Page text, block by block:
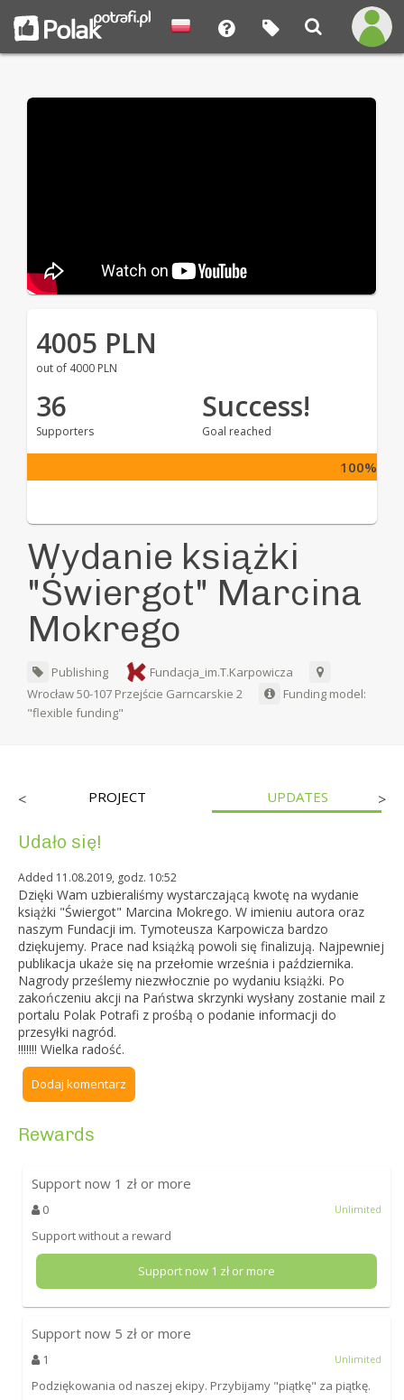
4005 PLN
out of 4000 PLN
36
Supporters
Success!
Goal reached
100%
Wydanie książki
"Świergot" Marcina
Mokrego
Publishing
Fundacja_im.T.Karpowicza
Wrocław 50-107 Przejście Garncarskie 2
Funding model:
"flexible funding"
< PROJECT UPDATES >
Udało się!
Added 11.08.2019, godz. 10:52
Dzięki Wam uzbieraliśmy wystarczającą kwotę na wydanie
książki "Świergot" Marcina Mokrego. W imieniu autora oraz
naszym Fundacji im. Tymoteusza Karpowicza bardzo
dziękujemy. Prace nad książką powoli się finalizują. Najpewniej
publikacja ukaże się na przełomie września i października.
Nagrody prześlemy niezwłocznie po wydaniu książki. Po
zakończeniu akcji na Państwa skrzynki wysłany zostanie mail z
portalu Polak Potrafi z prośbą o podanie informacji do
przesyłki nagród.
!!!!!!! Wielka radość.
Dodaj komentarz
Rewards
Support now 1 zł or more
0 Unlimited
Support without a reward
Support now 1 zł or more
Support now 5 zł or more
1 Unlimited
Podziękowania od naszej ekipy. Przybijamy "piątkę" za piątkę.